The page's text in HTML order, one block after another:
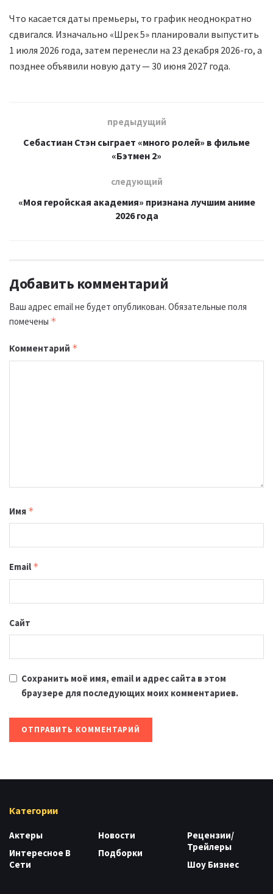
Что касается даты премьеры, то график неоднократно
сдвигался. Изначально «Шрек 5» планировали выпустить
1 июля 2026 года, затем перенесли на 23 декабря 2026-го, а
позднее объявили новую дату — 30 июня 2027 года.
предыдущий
Себастиан Стэн сыграет «много ролей» в фильме
«Бэтмен 2»
следующий
«Моя геройская академия» признана лучшим аниме
2026 года
Добавить комментарий
Ваш адрес email не будет опубликован. Обязательные поля
помечены *
Комментарий *
Имя *
Email *
Сайт
Сохранить моё имя, email и адрес сайта в этом
браузере для последующих моих комментариев.
Категории
Актеры
Интересное В
Сети
Новости
Подборки
Рецензии/
Трейлеры
Шоу Бизнес